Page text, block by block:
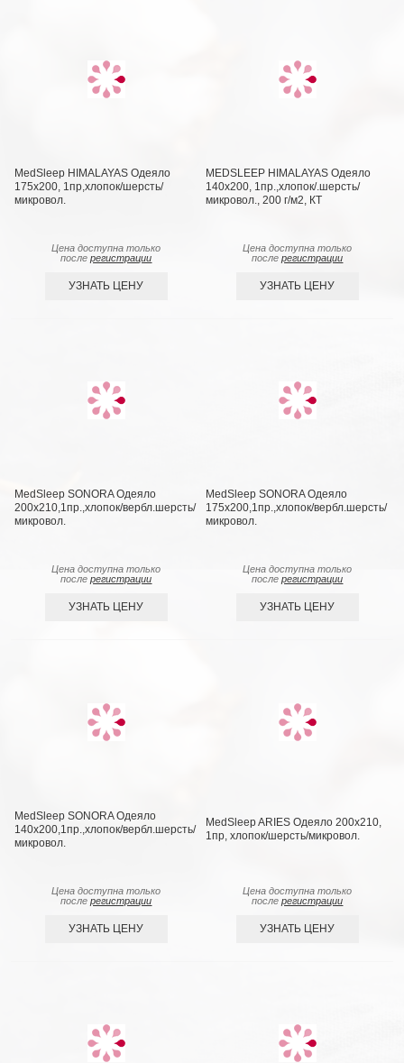
MedSleep HIMALAYAS Oдеяло
175х200, 1пр,хлопок/шерсть/
микровол.
Цена доступна только
послерегистрации
УЗНАТЬ ЦЕНУ
MEDSLEEP HIMALAYAS Oдеяло
140х200, 1пр.,хлопок/.шерсть/
микровол., 200 г/м2, КТ
Цена доступна только
послерегистрации
УЗНАТЬ ЦЕНУ
MedSleep SONORA Одеяло
200х210,1пр.,хлопок/вербл.шерсть/
микровол.
Цена доступна только
послерегистрации
УЗНАТЬ ЦЕНУ
MedSleep SONORA Одеяло
175х200,1пр.,хлопок/вербл.шерсть/
микровол.
Цена доступна только
послерегистрации
УЗНАТЬ ЦЕНУ
MedSleep SONORA Одеяло
140х200,1пр.,хлопок/вербл.шерсть/
микровол.
Цена доступна только
послерегистрации
УЗНАТЬ ЦЕНУ
MedSleep ARIES Одеяло 200х210,
1пр, хлопок/шерсть/микровол.
Цена доступна только
послерегистрации
УЗНАТЬ ЦЕНУ